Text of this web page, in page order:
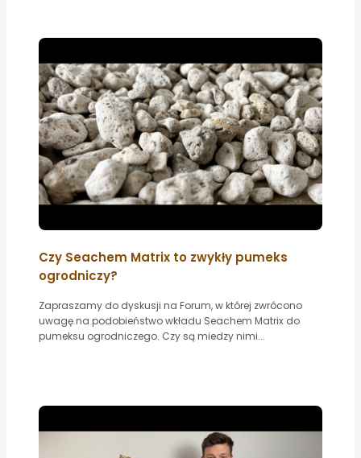
Czy Seachem Matrix to zwykły pumeks
ogrodniczy?
Zapraszamy do dyskusji na Forum, w której zwrócono
uwagę na podobieństwo wkładu Seachem Matrix do
pumeksu ogrodniczego. Czy są miedzy nimi...